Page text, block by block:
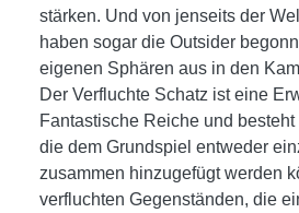
stärken. Und von jenseits der
haben sogar die Outsider
eigenen Sphären aus in den
Der Verfluchte Schatz ist eine
Fantastische Reiche und
die dem Grundspiel entweder
zusammen hinzugefügt werden
verfluchten Gegenständen, die